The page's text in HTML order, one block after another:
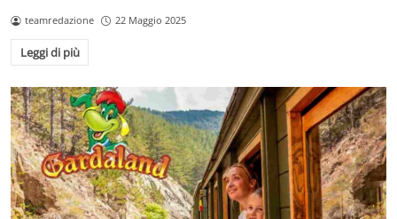
teamredazione 22 Maggio 2025
Leggi di più